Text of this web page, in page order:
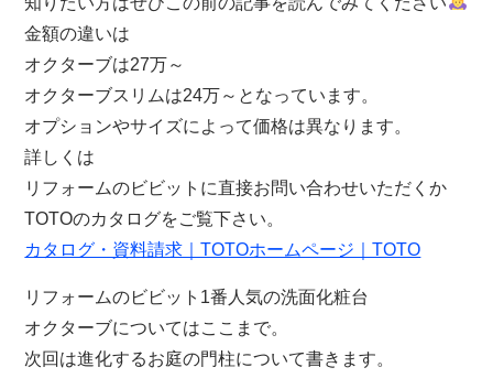
金額の違いは
オクターブは27万～
オクターブスリムは24万～となっています。
オプションやサイズによって価格は異なります。
詳しくは
リフォームのビビットに直接お問い合わせいただくか
TOTOのカタログをご覧下さい。
カタログ・資料請求｜TOTOホームページ｜TOTO
リフォームのビビット1番人気の洗面化粧台
オクターブについてはここまで。
次回は進化するお庭の門柱について書きます。